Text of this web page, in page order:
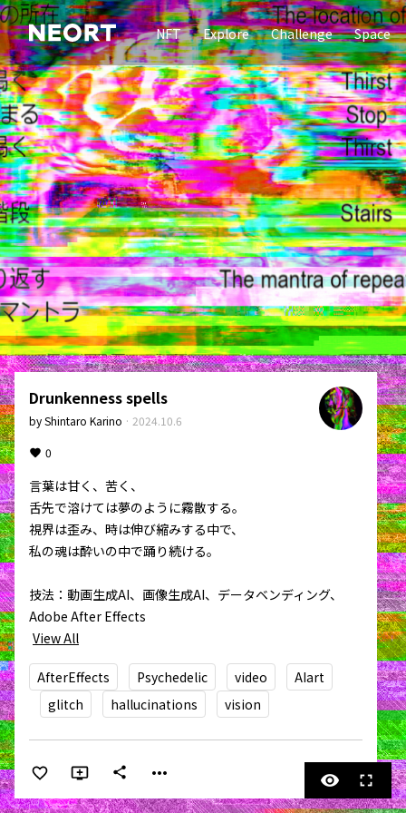
NFT Explore Challenge Space
Drunkenness spells
byShintaro Karino · 2024.10.6
0
言葉は甘く、苦く、
舌先で溶けては夢のように霧散する。
視界は歪み、時は伸び縮みする中で、
私の魂は酔いの中で踊り続ける。
技法：動画生成AI、画像生成AI、データベンディング、
View All
AfterEffects Psychedelic video
AIart
glitch
hallucinations vision
share more_horiz visibility fullscreen